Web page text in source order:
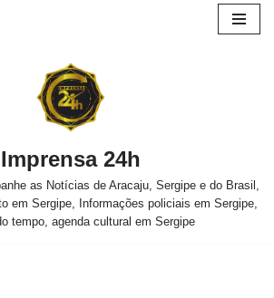
Imprensa 24h
as Notícias de Aracaju, Sergipe e do Brasil,
em Sergipe, Informações policiais em Sergipe,
tempo, agenda cultural em Sergipe